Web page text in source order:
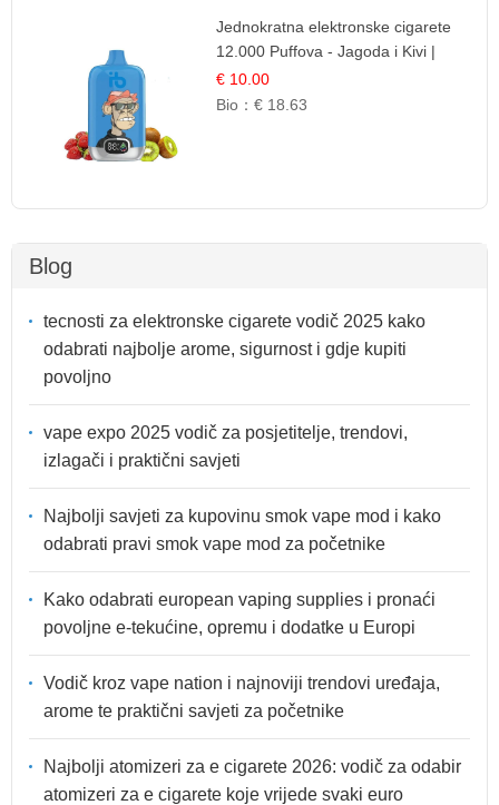
Jednokratna elektronske cigarete
12.000 Puffova - Jagoda i Kivi |
Sočna Voćna Kombinacija
€ 10.00
Bio：€ 18.63
Blog
tecnosti za elektronske cigarete vodič 2025 kako
odabrati najbolje arome, sigurnost i gdje kupiti
povoljno
vape expo 2025 vodič za posjetitelje, trendovi,
izlagači i praktični savjeti
Najbolji savjeti za kupovinu smok vape mod i kako
odabrati pravi smok vape mod za početnike
Kako odabrati european vaping supplies i pronaći
povoljne e-tekućine, opremu i dodatke u Europi
Vodič kroz vape nation i najnoviji trendovi uređaja,
arome te praktični savjeti za početnike
Najbolji atomizeri za e cigarete 2026: vodič za odabir
atomizeri za e cigarete koje vrijede svaki euro